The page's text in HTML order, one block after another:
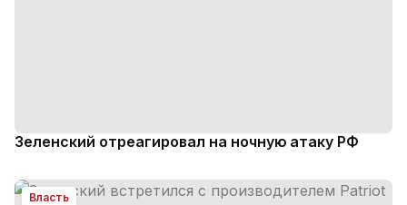
Зеленский отреагировал на ночную атаку РФ
Власть